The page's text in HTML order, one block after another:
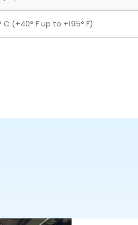
(+40° F up to +195° F)